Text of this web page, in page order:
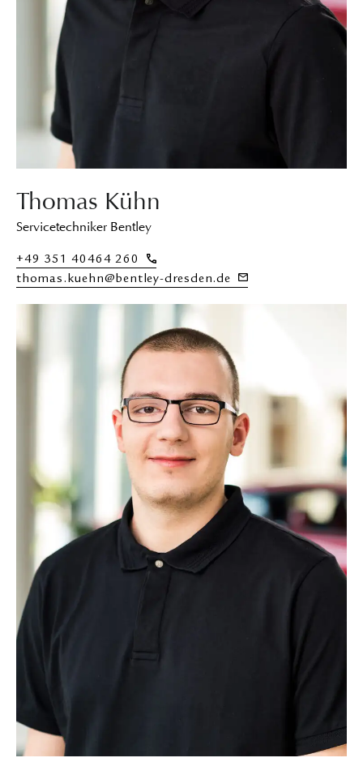
Thomas Kühn
Servicetechniker Bentley
+49 351 40464 260
thomas.kuehn@bentley-dresden.de